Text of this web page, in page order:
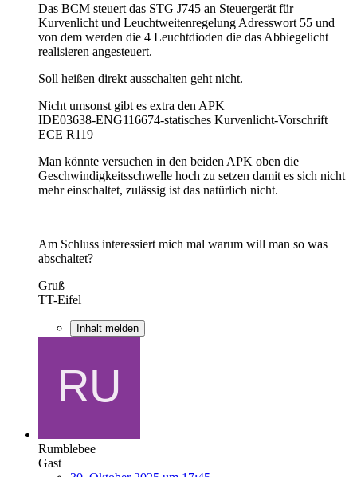
Das BCM steuert das STG J745 an Steuergerät für
Kurvenlicht und Leuchtweitenregelung Adresswort 55 und
von dem werden die 4 Leuchtdioden die das Abbiegelicht
realisieren angesteuert.
Soll heißen direkt ausschalten geht nicht.
Nicht umsonst gibt es extra den APK
IDE03638-ENG116674-statisches Kurvenlicht-Vorschrift
ECE R119
Man könnte versuchen in den beiden APK oben die
Geschwindigkeitsschwelle hoch zu setzen damit es sich nicht
mehr einschaltet, zulässig ist das natürlich nicht.
Am Schluss interessiert mich mal warum will man so was
abschaltet?
Gruß
TT-Eifel
Inhalt melden
Rumblebee
Gast